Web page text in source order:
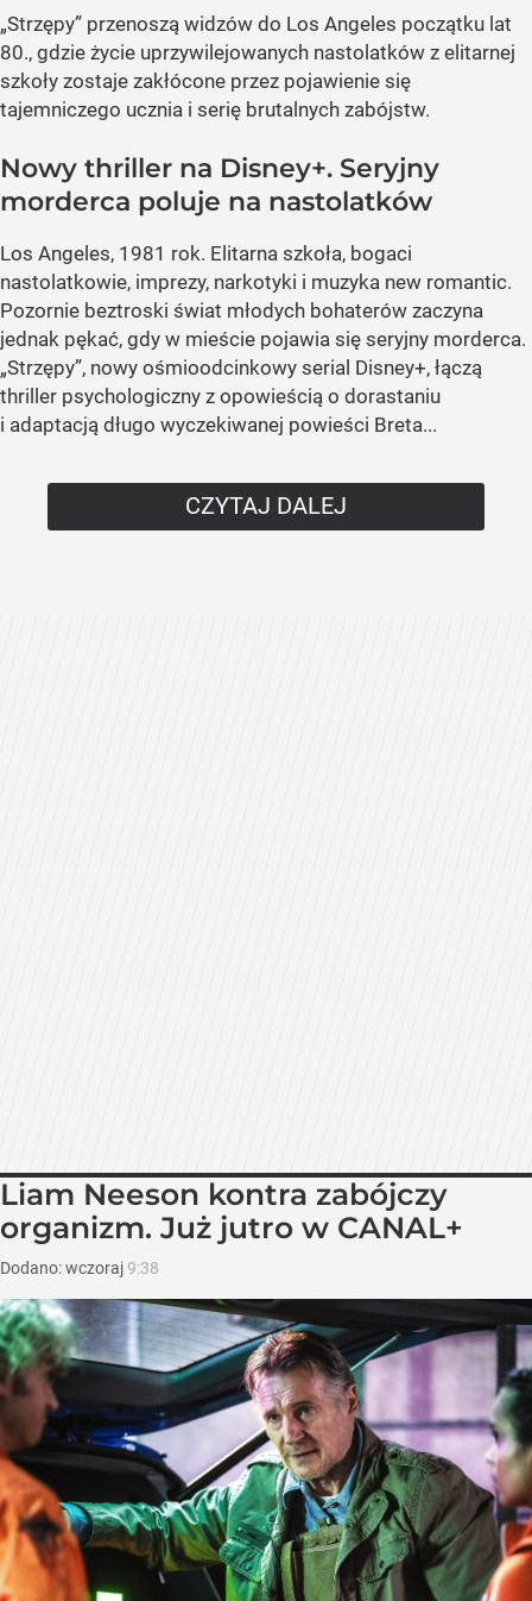
„Strzępy” przenoszą widzów do Los Angeles początku lat
80., gdzie życie uprzywilejowanych nastolatków z elitarnej
szkoły zostaje zakłócone przez pojawienie się
tajemniczego ucznia i serię brutalnych zabójstw.
Nowy thriller na Disney+. Seryjny
morderca poluje na nastolatków
Los Angeles, 1981 rok. Elitarna szkoła, bogaci
nastolatkowie, imprezy, narkotyki i muzyka new romantic.
Pozornie beztroski świat młodych bohaterów zaczyna
jednak pękać, gdy w mieście pojawia się seryjny morderca.
„Strzępy”, nowy ośmioodcinkowy serial Disney+, łączą
thriller psychologiczny z opowieścią o dorastaniu
i adaptacją długo wyczekiwanej powieści Breta...
CZYTAJ DALEJ
Liam Neeson kontra zabójczy
organizm. Już jutro w CANAL+
Dodano:wczoraj 9:38